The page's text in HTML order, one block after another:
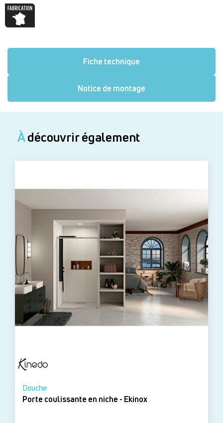
Fiche technique
Notice de montage
Àdécouvrir également
Douche
Porte coulissante en niche - Ekinox